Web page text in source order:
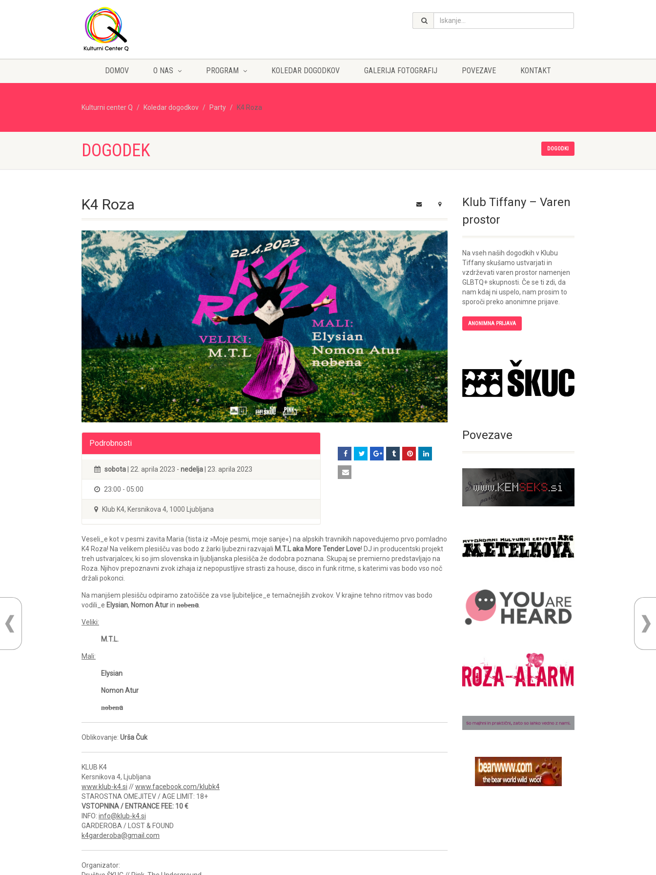
DOMOV O NAS PROGRAM KOLEDAR DOGODKOV GALERIJA FOTOGRAFIJ POVEZAVE KONTAKT
Kulturni center Q Koledar dogodkov Party K4 Roza
DOGODEK DOGODKI
K4 Roza
Podrobnosti
sobota| 22. aprila 2023 - nedelja| 23. aprila 2023
23:00 - 05:00
Klub K4, Kersnikova 4, 1000 Ljubljana
Veseli_e kot v pesmi zavita Maria (tista iz »Moje pesmi, moje sanje«) na alpskih travnikih napovedujemo prvo pomladno
K4 Roza! Na velikem plesišču vas bodo z žarki ljubezni razvajali M.T.L aka More Tender Love! DJ in producentski projekt
treh ustvarjalcev, ki so jim slovenska in ljubljanska plesišča že dodobra poznana. Skupaj se premierno predstavljajo na
Roza. Njihov prepoznavni zvok izhaja iz nepopustljive strasti za house, disco in funk ritme, s katerimi vas bodo vso noč
držali pokonci.
Na manjšem plesišču odpiramo zatočišče za vse ljubiteljice_e temačnejših zvokov. V krajine tehno ritmov vas bodo
vodili_e Elysian, Nomon Aturin n̶o̶b̶e̶n̶a
Veliki:
M.T.L.
Mali:
Elysian
Nomon Atur
n̶o̶b̶e̶n̶a
Oblikovanje: Urša Čuk
KLUB K4
Kersnikova 4, Ljubljana
www.klub-k4.si //www.facebook.com/klubk4
STAROSTNA OMEJITEV / AGE LIMIT: 18+
VSTOPNINA / ENTRANCE FEE: 10 €
INFO: info@klub-k4.si
GARDEROBA / LOST & FOUND
k4garderoba@gmail.com
Organizator:
Klub Tiffany – Varen
prostor
Na vseh naših dogodkih v Klubu
Tiffany skušamo ustvarjati in
vzdrževati varen prostor namenjen
GLBTQ+ skupnosti. Če se ti zdi, da
nam kdaj ni uspelo, nam prosim to
sporoči preko anonimne prijave.
ANONIMNA PRIJAVA
Povezave